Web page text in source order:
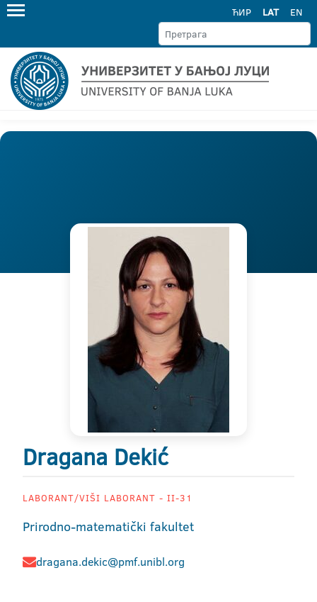
ЋИР LAT EN
Dragana Dekić
LABORANT/VIŠI LABORANT - II-31
Prirodno-matematički fakultet
dragana.dekic@pmf.unibl.org